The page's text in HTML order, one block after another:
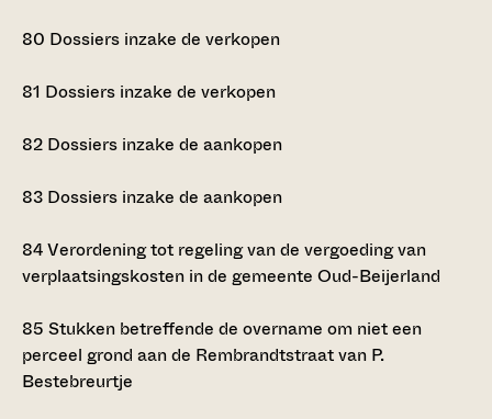
80 Dossiers inzake de verkopen
81 Dossiers inzake de verkopen
82 Dossiers inzake de aankopen
83 Dossiers inzake de aankopen
84Verordening tot regeling van de vergoeding van
verplaatsingskosten in de gemeente Oud-Beijerland
85 Stukken betreffende de overname om niet een
perceel grond aan de Rembrandtstraat van P.
Bestebreurtje